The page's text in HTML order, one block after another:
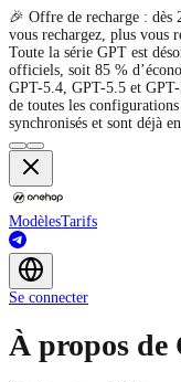
🎉 Offre de recharge : dès
vous rechargez, plus vous
Toute la série GPT est
officiels, soit 85 %
GPT-5.4, GPT-5.5 et
de toutes les
synchronisés et sont déjà
ModèlesTarifs
Se connecter
À propos de